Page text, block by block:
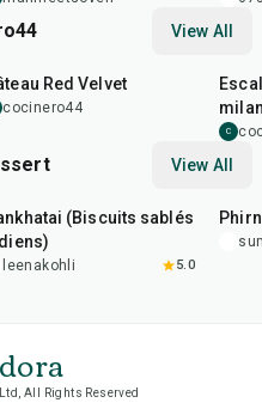
View All
Red Velvet
cocinero44
C
View All
(Biscuits sablés
leenakohli 5.0
All Rights Reserved